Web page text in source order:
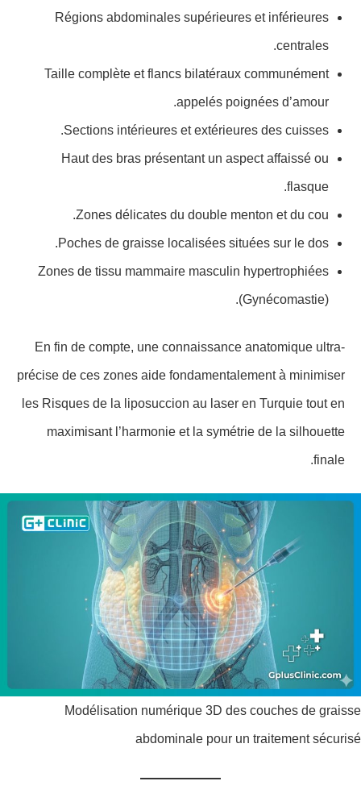
Régions abdominales supérieures et inférieures
centrales.
Taille complète et flancs bilatéraux communément
appelés poignées d’amour.
Sections intérieures et extérieures des cuisses.
Haut des bras présentant un aspect affaissé ou
flasque.
Zones délicates du double menton et du cou.
Poches de graisse localisées situées sur le dos.
Zones de tissu mammaire masculin hypertrophiées
(Gynécomastie).
En fin de compte, une connaissance anatomique ultra-
précise de ces zones aide fondamentalement à minimiser
les Risques de la liposuccion au laser en Turquie tout en
maximisant l’harmonie et la symétrie de la silhouette
finale.
Modélisation numérique 3D des couches de graisse
abdominale pour un traitement sécurisé